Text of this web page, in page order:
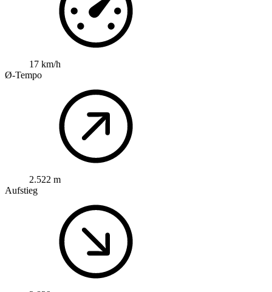
17 km/h
Ø-Tempo
2.522 m
Aufstieg